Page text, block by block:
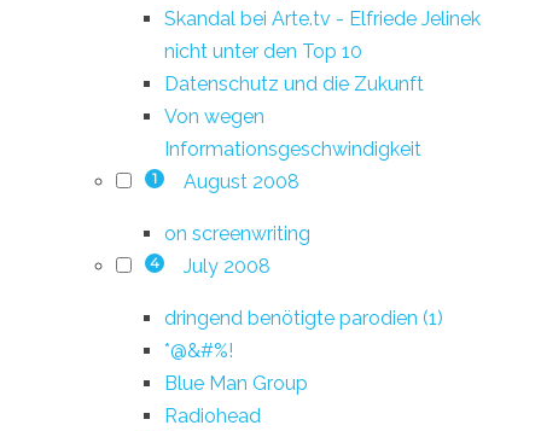
Skandal bei Arte.tv - Elfriede Jelinek
nicht unter den Top 10
Datenschutz und die Zukunft
Von wegen
Informationsgeschwindigkeit
1 August 2008
on screenwriting
4 July 2008
dringend benötigte parodien (1)
*@&#%!
Blue Man Group
Radiohead